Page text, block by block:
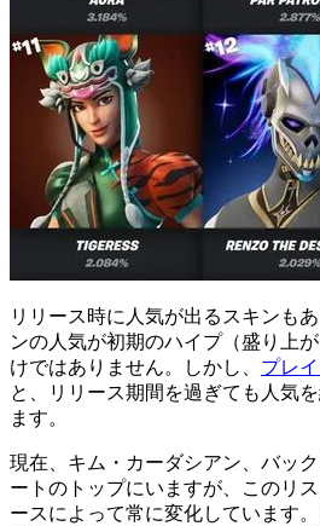
リリース時に人気が出るスキンも
ンの人気が初期のハイプ（盛り上
けではありません。しかし、 プレ
と、リリース期間を過ぎても人気
ます。
現在、キム・カーダシアン、バッ
ートのトップにいますが、このリ
ースによって常に変化しています